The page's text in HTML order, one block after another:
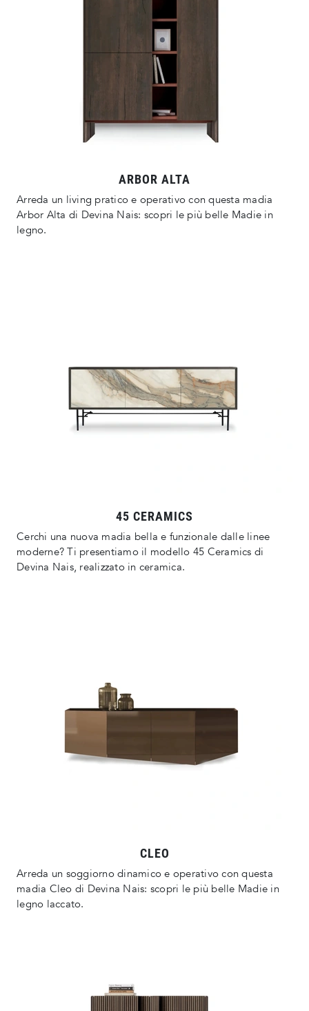
ARBOR ALTA
Arreda un living pratico e operativo con questa madia
Arbor Alta di Devina Nais: scopri le più belle Madie in
legno.
45 CERAMICS
Cerchi una nuova madia bella e funzionale dalle linee
moderne? Ti presentiamo il modello 45 Ceramics di
Devina Nais, realizzato in ceramica.
CLEO
Arreda un soggiorno dinamico e operativo con questa
madia Cleo di Devina Nais: scopri le più belle Madie in
legno laccato.